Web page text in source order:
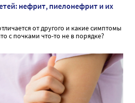
нефрит, пиелонефрит и их
от другого и какие симптомы
с почками что-то не в порядке?